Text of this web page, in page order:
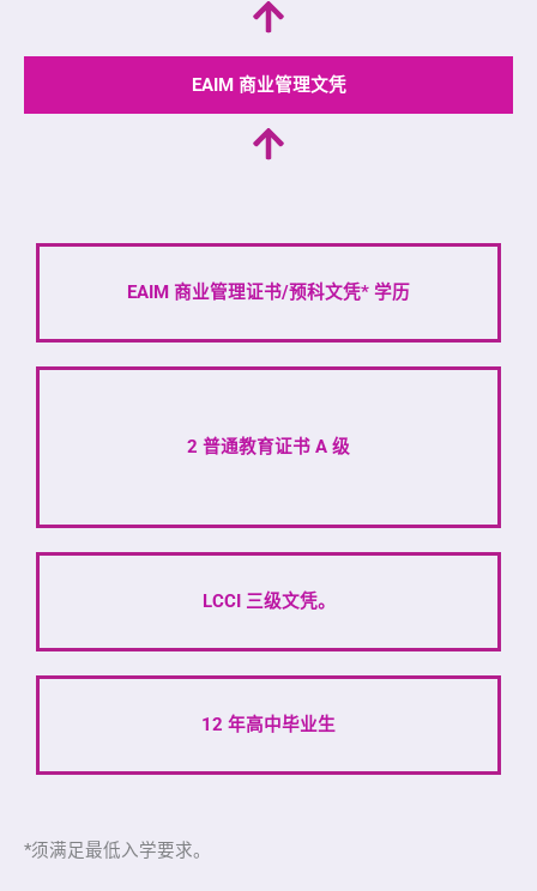
EAIM 商业管理文凭
EAIM 商业管理证书/预科文凭* 学历
2 普通教育证书 A 级
LCCI 三级文凭。
12 年高中毕业生
*须满足最低入学要求。